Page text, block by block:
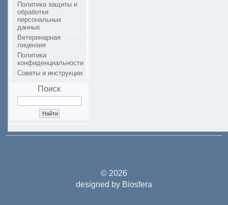
Политика защиты и
обработки
персональных
данных
Ветеринарная
лицензия
Политика
конфиденциальности
Советы и инструкции
Поиск
© 2026
designed by Biosfera